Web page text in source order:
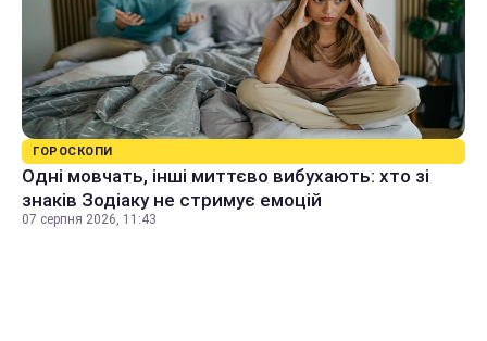
ГОРОСКОПИ
Одні мовчать, інші миттєво вибухають: хто зі
знаків Зодіаку не стримує емоцій
07 серпня 2026, 11:43